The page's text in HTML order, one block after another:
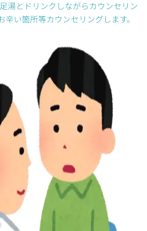
湯とドリンクしながらカウンセリン
い箇所等カウンセリングします。